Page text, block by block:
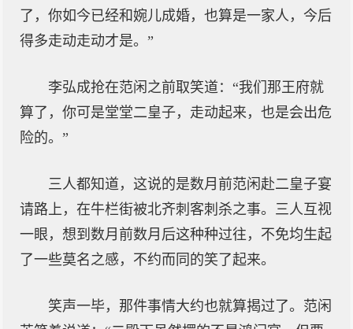
了，你如今已经和婉儿成婚，也算是一家人，今后
得多走动走动才是。”
李弘成抢在范闲之前取笑道：“我们那王府就
算了，你可是堂堂二皇子，走动起来，也是会出危
险的。”
三人都知道，这说的是数月前范闲赴二皇子宴
请路上，在牛栏街被北齐刺客刺杀之事。三人互视
一眼，想到数月前数月后这种种过往，不免均生起
了一些莫名之感，不约而同的笑了起来。
笑声一毕，那件事情大约也就算揭过了。范闲